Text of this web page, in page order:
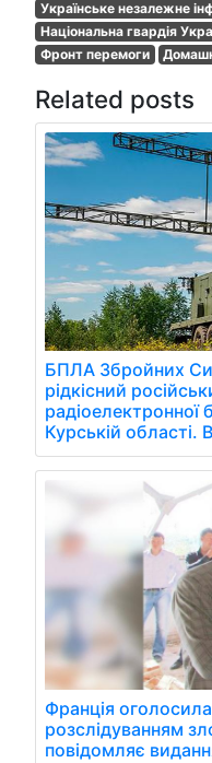
Українське незалежне
Національна гвардія
Фронт перемоги
Related posts
БПЛА Збройних
рідкісний
радіоелектронної
Курській області.
Франція
розслідуванням
повідомляє